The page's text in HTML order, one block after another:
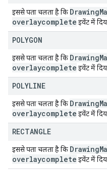
इससे पता चलता है कि Drawing
overlaycomplete इवेंट में
POLYGON
इससे पता चलता है कि Drawing
overlaycomplete इवेंट में
POLYLINE
इससे पता चलता है कि Drawing
overlaycomplete इवेंट में
RECTANGLE
इससे पता चलता है कि Drawing
overlaycomplete इवेंट में